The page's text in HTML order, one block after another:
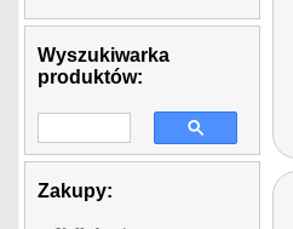
Wyszukiwarka
produktów:
Zakupy: